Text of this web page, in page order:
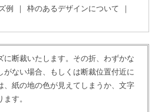
例
｜ 枠のあるデザインについて
｜
に断裁いたします。その折、わずかな
がない場合、もしくは断裁位置付近に
、紙の地の色が見えてしまうか、文字
す。